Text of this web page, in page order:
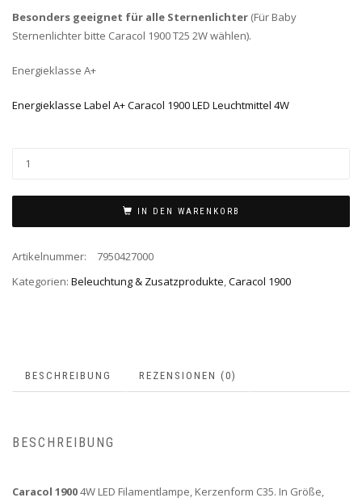
Besonders geeignet für alle Sternenlichter (Für Baby
Sternenlichter bitte Caracol 1900 T25 2W wählen).
Energieklasse A+
Energieklasse Label A+ Caracol 1900 LED Leuchtmittel 4W
IN DEN WARENKORB
Artikelnummer:
7950427000
Kategorien: Beleuchtung & Zusatzprodukte,Caracol 1900
BESCHREIBUNG REZENSIONEN (0)
BESCHREIBUNG
Caracol 19004W LED Filamentlampe, Kerzenform C35. In Größe,